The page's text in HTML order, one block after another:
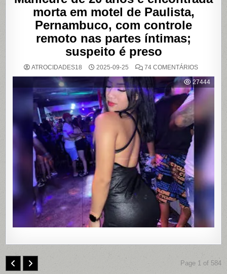
morta em motel de Paulista,
Pernambuco, com controle
remoto nas partes íntimas;
suspeito é preso
ATROCIDADES18 2025-09-25 74 COMENTÁRIOSEM
DE
20
ANOS
EM
MOTEL
COM
REMOTO
PARTES
É
27444
Page 1 of 584